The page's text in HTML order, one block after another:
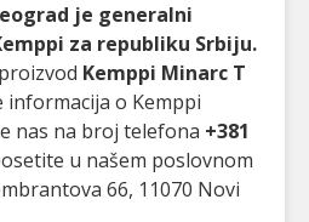
je generalni
za republiku Srbiju.
Kemppi Minarc T
informacija o Kemppi
nas na broj telefona +381
u našem poslovnom
66, 11070 Novi